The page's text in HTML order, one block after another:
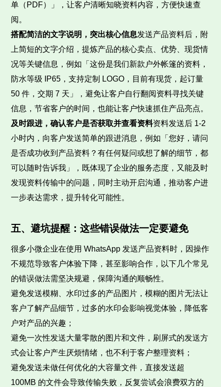
单（PDF）」，让客户清晰知晓资料内容，方便快速查
阅。
搭配简洁的文字说明，突出核心信息发送产品资料后，附
上简短的文字介绍，提炼产品的核心卖点、优势、现货情
况等关键信息，例如「这份是我们新款户外帐篷的资料，
防水等级 IP65，支持定制 LOGO，目前有现货，起订量
50 件，交期 7 天」，避免让客户自行翻阅资料寻找关键
信息，节省客户的时间，也能让客户快速抓住产品亮点。
及时跟进，确认客户是否获取并查看资料资料发送后 1-2
小时内，向客户发送简单的跟进消息，例如「您好，请问
是否成功收到产品资料？有任何疑问或想了解的细节，都
可以随时告诉我」，既体现了企业的服务态度，又能及时
发现资料传输中的问题，同时主动开启沟通，推动客户进
一步表达需求，提升转化可能性。
五、避坑提醒：这些错误做法一定要避免
很多小微企业在使用 WhatsApp 发送产品资料时，因操作
不规范导致客户体验下降，甚至影响合作，以下几个常见
的错误做法需坚决规避，保障沟通的顺畅性。
避免发送模糊、水印过多的产品图片，模糊的图片无法让
客户了解产品细节，过多的水印会影响视觉体验，降低客
户对产品的兴趣；
避免一次性发送大量零散的图片和文件，刷屏式的发送方
式会让客户产生厌烦情绪，也不利于客户整理资料；
避免发送未做任何优化的大容量文件，直接发送超
100MB 的文件会导致传输失败，反复尝试会浪费双方的